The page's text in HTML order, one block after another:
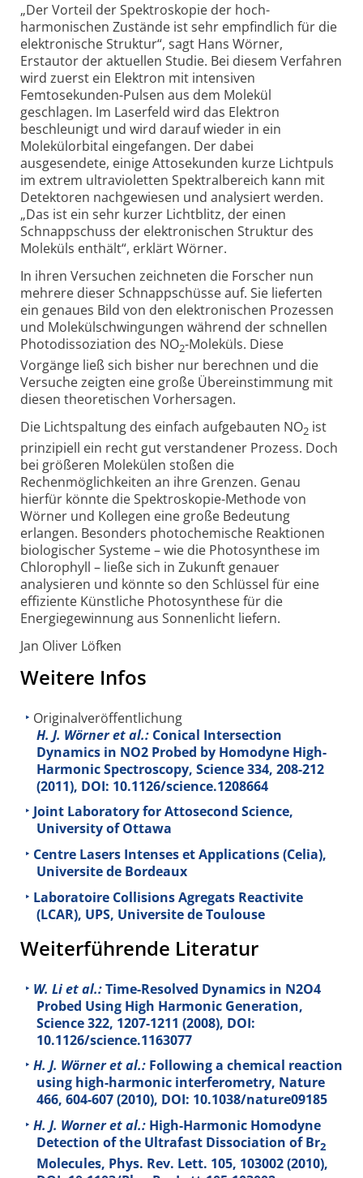
„Der Vorteil der Spektroskopie der hoch-
harmonischen Zustände ist sehr empfindlich für die
elektronische Struktur“, sagt Hans Wörner,
Erstautor der aktuellen Studie. Bei diesem Verfahren
wird zuerst ein Elektron mit intensiven
Femtosekunden-Pulsen aus dem Molekül
geschlagen. Im Laserfeld wird das Elektron
beschleunigt und wird darauf wieder in ein
Molekülorbital eingefangen. Der dabei
ausgesendete, einige Attosekunden kurze Lichtpuls
im extrem ultravioletten Spektralbereich kann mit
Detektoren nachgewiesen und analysiert werden.
„Das ist ein sehr kurzer Lichtblitz, der einen
Schnappschuss der elektronischen Struktur des
Moleküls enthält“, erklärt Wörner.
In ihren Versuchen zeichneten die Forscher nun
mehrere dieser Schnappschüsse auf. Sie lieferten
ein genaues Bild von den elektronischen Prozessen
und Molekülschwingungen während der schnellen
Photodissoziation des NO2-Moleküls. Diese
Vorgänge ließ sich bisher nur berechnen und die
Versuche zeigten eine große Übereinstimmung mit
diesen theoretischen Vorhersagen.
Die Lichtspaltung des einfach aufgebauten NO2 ist
prinzipiell ein recht gut verstandener Prozess. Doch
bei größeren Molekülen stoßen die
Rechenmöglichkeiten an ihre Grenzen. Genau
hierfür könnte die Spektroskopie-Methode von
Wörner und Kollegen eine große Bedeutung
erlangen. Besonders photochemische Reaktionen
biologischer Systeme – wie die Photosynthese im
Chlorophyll – ließe sich in Zukunft genauer
analysieren und könnte so den Schlüssel für eine
effiziente Künstliche Photosynthese für die
Energiegewinnung aus Sonnenlicht liefern.
Jan Oliver Löfken
Weitere Infos
Originalveröffentlichung
H. J. Wörner et al.: Conical Intersection
Dynamics in NO2 Probed by Homodyne High-
Harmonic Spectroscopy, Science334, 208-212
(2011), DOI: 10.1126/science.1208664
Joint Laboratory for Attosecond Science,
University of Ottawa
Centre Lasers Intenses et Applications (Celia),
Universite de Bordeaux
Laboratoire Collisions Agregats Reactivite
(LCAR), UPS, Universite de Toulouse
Weiterführende Literatur
W. Li et al.:Time-Resolved Dynamics in N2O4
Probed Using High Harmonic Generation,
Science322, 1207-1211 (2008), DOI:
10.1126/science.1163077
H. J. Wörner et al.: Following a chemical reaction
using high-harmonic interferometry, Nature
466, 604-607 (2010), DOI: 10.1038/nature09185
H. J. Worner et al.: High-Harmonic Homodyne
Detection of the Ultrafast Dissociation of Br2
Molecules, Phys. Rev. Lett. 105, 103002 (2010),